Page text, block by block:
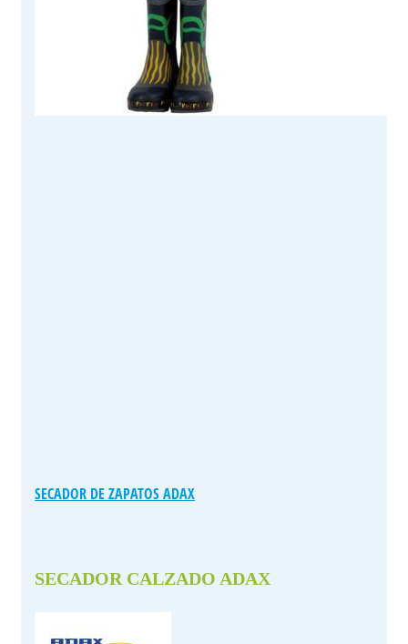
SECADOR DE ZAPATOS ADAX
SECADOR CALZADO ADAX